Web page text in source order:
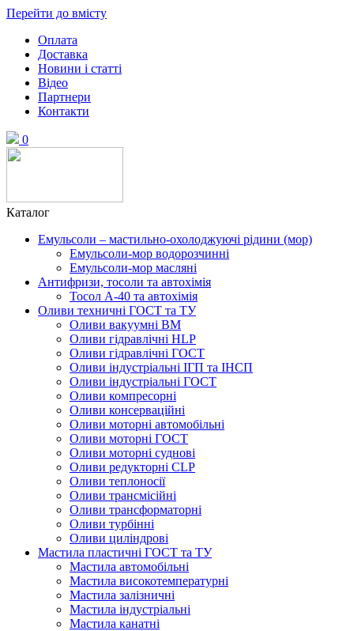
Перейти до вмісту
Оплата
Доставка
Новини і статті
Відео
Партнери
Контакти
0
Каталог
Емульсоли – мастильно-охолоджуючі рідини (мор)
Емульсоли-мор водорозчинні
Емульсоли-мор масляні
Антифризи, тосоли та автохімія
Тосол А-40 та автохімія
Оливи техничні ГОСТ та ТУ
Оливи вакуумні ВМ
Оливи гідравлічні HLP
Оливи гідравлічні ГОСТ
Оливи індустріальні ІГП та ІНСП
Оливи індустріальні ГОСТ
Оливи компресорні
Оливи консерваційні
Оливи моторні автомобільні
Оливи моторні ГОСТ
Оливи моторні суднові
Оливи редукторні CLP
Оливи теплоносії
Оливи трансмісійні
Оливи трансформаторні
Оливи турбінні
Оливи циліндрові
Мастила пластичні ГОСТ та ТУ
Мастила автомобільні
Мастила високотемпературні
Мастила залізничні
Мастила індустріальні
Мастила канатні